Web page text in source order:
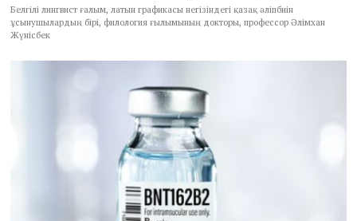
Белгілі лингвист ғалым, латын графикасы негізіндегі қазақ әліпбиін
ұсынушылардың бірі, филология ғылымының докторы, профессор Әлімхан
Жүнісбек